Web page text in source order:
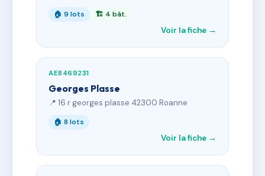
🏠 9 lots 🏗 4 bât.
Voir la fiche →
AE8469231
Georges Plasse
📍 16 r georges plasse 42300 Roanne
🏠 8 lots
Voir la fiche →